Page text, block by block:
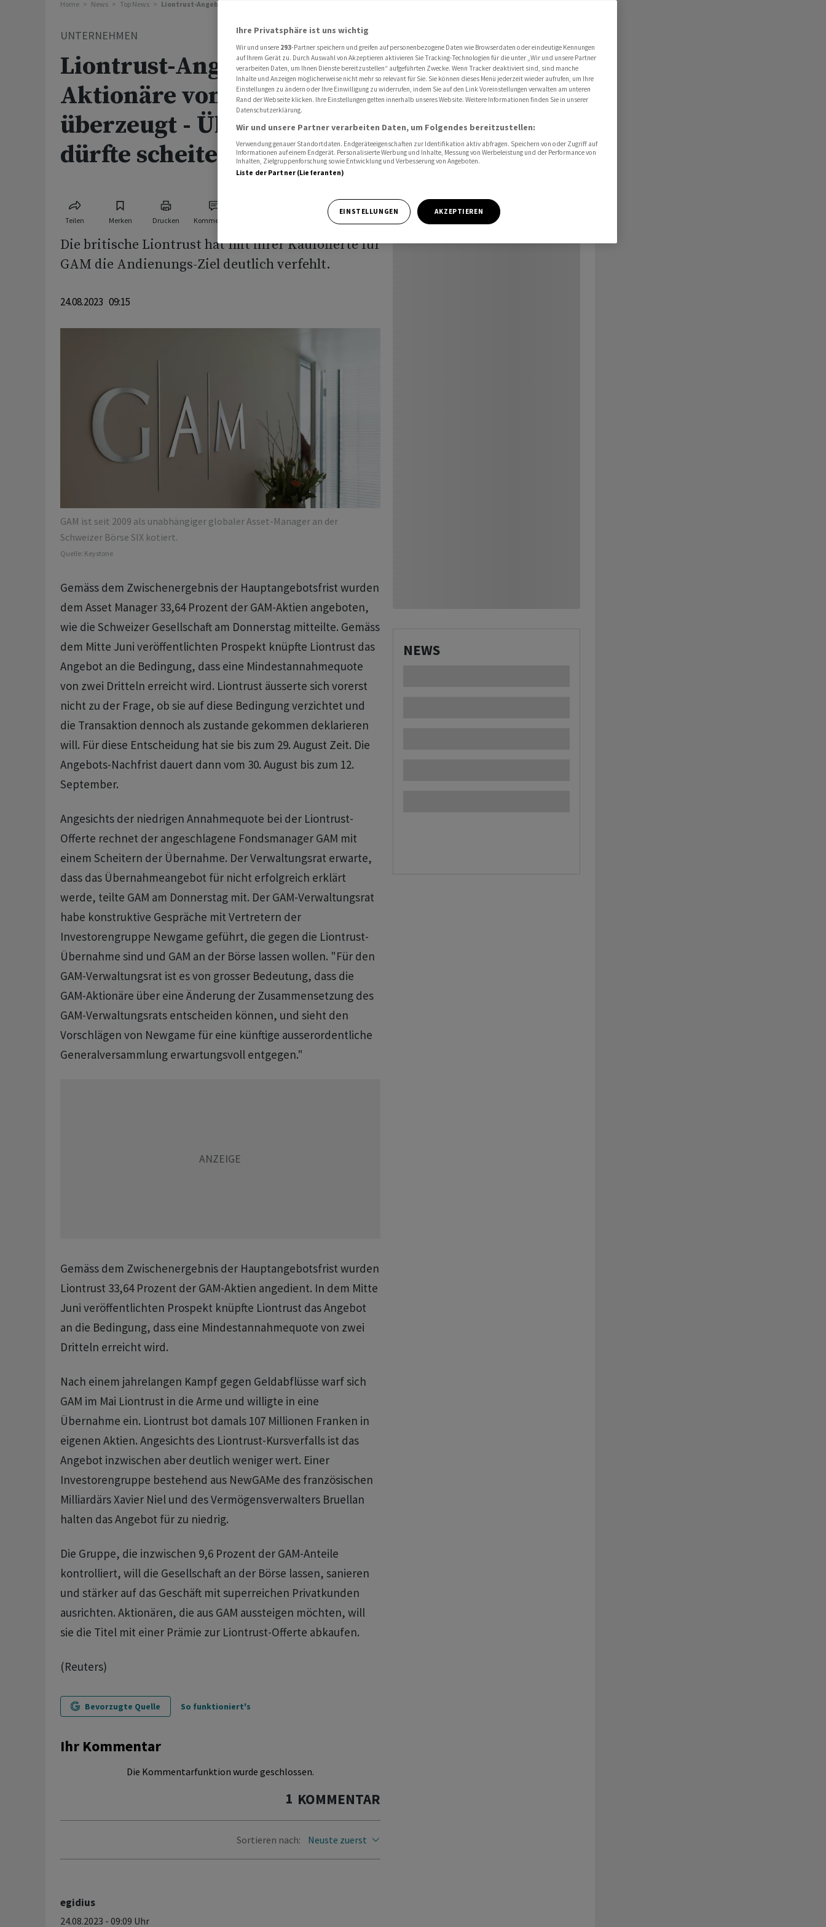
Home News Top News Liontrust-Angebot hat Aktionäre von GAM nicht überzeugt - Übernahme dürfte scheitern
UNTERNEHMEN
Liontrust-Angebot hat
Aktionäre von GAM nicht
überzeugt - Übernahme
dürfte scheitern
Teilen Merken Drucken Kommentare
Die britische Liontrust hat mit ihrer Kaufofferte für
GAM die Andienungs-Ziel deutlich verfehlt.
24.08.2023 09:15
GAM ist seit 2009 als unabhängiger globaler Asset-Manager an der
Schweizer Börse SIX kotiert.
Quelle: Keystone
Gemäss dem Zwischenergebnis der Hauptangebotsfrist wurden
dem Asset Manager 33,64 Prozent der GAM-Aktien angeboten,
wie die Schweizer Gesellschaft am Donnerstag mitteilte. Gemäss
dem Mitte Juni veröffentlichten Prospekt knüpfte Liontrust das
Angebot an die Bedingung, dass eine Mindestannahmequote
von zwei Dritteln erreicht wird. Liontrust äusserte sich vorerst
nicht zu der Frage, ob sie auf diese Bedingung verzichtet und
die Transaktion dennoch als zustande gekommen deklarieren
will. Für diese Entscheidung hat sie bis zum 29. August Zeit. Die
Angebots-Nachfrist dauert dann vom 30. August bis zum 12.
September.
Angesichts der niedrigen Annahmequote bei der Liontrust-
Offerte rechnet der angeschlagene Fondsmanager GAM mit
einem Scheitern der Übernahme. Der Verwaltungsrat erwarte,
dass das Übernahmeangebot für nicht erfolgreich erklärt
werde, teilte GAM am Donnerstag mit. Der GAM-Verwaltungsrat
habe konstruktive Gespräche mit Vertretern der
Investorengruppe Newgame geführt, die gegen die Liontrust-
Übernahme sind und GAM an der Börse lassen wollen. "Für den
GAM-Verwaltungsrat ist es von grosser Bedeutung, dass die
GAM-Aktionäre über eine Änderung der Zusammensetzung des
GAM-Verwaltungsrats entscheiden können, und sieht den
Vorschlägen von Newgame für eine künftige ausserordentliche
Generalversammlung erwartungsvoll entgegen."
Gemäss dem Zwischenergebnis der Hauptangebotsfrist wurden
Liontrust 33,64 Prozent der GAM-Aktien angedient. In dem Mitte
Juni veröffentlichten Prospekt knüpfte Liontrust das Angebot
an die Bedingung, dass eine Mindestannahmequote von zwei
Dritteln erreicht wird.
Nach einem jahrelangen Kampf gegen Geldabflüsse warf sich
GAM im Mai Liontrust in die Arme und willigte in eine
Übernahme ein. Liontrust bot damals 107 Millionen Franken in
eigenen Aktien. Angesichts des Liontrust-Kursverfalls ist das
Angebot inzwischen aber deutlich weniger wert. Einer
Investorengruppe bestehend aus NewGAMe des französischen
Milliardärs Xavier Niel und des Vermögensverwalters Bruellan
halten das Angebot für zu niedrig.
Die Gruppe, die inzwischen 9,6 Prozent der GAM-Anteile
kontrolliert, will die Gesellschaft an der Börse lassen, sanieren
und stärker auf das Geschäft mit superreichen Privatkunden
ausrichten. Aktionären, die aus GAM aussteigen möchten, will
sie die Titel mit einer Prämie zur Liontrust-Offerte abkaufen.
(Reuters)
Bevorzugte Quelle So funktioniert's
Ihr Kommentar
Die Kommentarfunktion wurde geschlossen.
1 KOMMENTAR
Sortieren nach: Neuste zuerst
egidius
24.08.2023 - 09:09 Uhr
NEWS
Ihre Privatsphäre ist uns wichtig
Wir und unsere 293-Partner speichern und greifen auf personenbezogene Daten wie Browserdaten oder eindeutige Kennungen
auf Ihrem Gerät zu. Durch Auswahl von Akzeptieren aktivieren Sie Tracking-Technologien für die unter „Wir und unsere Partner
verarbeiten Daten, um Ihnen Dienste bereitzustellen“ aufgeführten Zwecke. Wenn Tracker deaktiviert sind, sind manche
Inhalte und Anzeigen möglicherweise nicht mehr so relevant für Sie. Sie können dieses Menü jederzeit wieder aufrufen, um Ihre
Einstellungen zu ändern oder Ihre Einwilligung zu widerrufen, indem Sie auf den Link Voreinstellungen verwalten am unteren
Rand der Webseite klicken. Ihre Einstellungen gelten innerhalb unseres Website. Weitere Informationen finden Sie in unserer
Datenschutzerklärung.
Wir und unsere Partner verarbeiten Daten, um Folgendes bereitzustellen:
Verwendung genauer Standortdaten. Endgeräteeigenschaften zur Identifikation aktiv abfragen. Speichern von oder Zugriff auf
Informationen auf einem Endgerät. Personalisierte Werbung und Inhalte, Messung von Werbeleistung und der Performance von
Inhalten, Zielgruppenforschung sowie Entwicklung und Verbesserung von Angeboten.
Liste der Partner (Lieferanten)
EINSTELLUNGEN AKZEPTIEREN